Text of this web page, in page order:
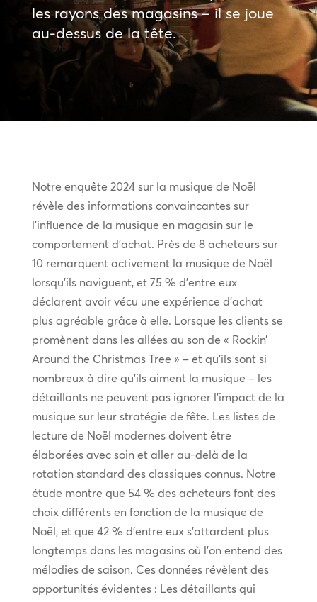
les rayons des magasins – il se joue
au-dessus de la tête.
Notre enquête 2024 sur la musique de Noël
révèle des informations convaincantes sur
l’influence de la musique en magasin sur le
comportement d’achat. Près de 8 acheteurs sur
10 remarquent activement la musique de Noël
lorsqu’ils naviguent, et 75 % d’entre eux
déclarent avoir vécu une expérience d’achat
plus agréable grâce à elle. Lorsque les clients se
promènent dans les allées au son de « Rockin’
Around the Christmas Tree » – et qu’ils sont si
nombreux à dire qu’ils aiment la musique – les
détaillants ne peuvent pas ignorer l’impact de la
musique sur leur stratégie de fête. Les listes de
lecture de Noël modernes doivent être
élaborées avec soin et aller au-delà de la
rotation standard des classiques connus. Notre
étude montre que 54 % des acheteurs font des
choix différents en fonction de la musique de
Noël, et que 42 % d’entre eux s’attardent plus
longtemps dans les magasins où l’on entend des
mélodies de saison. Ces données révèlent des
opportunités évidentes : Les détaillants qui